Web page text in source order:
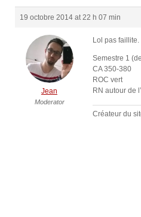
19 octobre 2014 at 22 h 07 min
Jean
Moderator
Lol pas faillite.
Semestre 1
CA 350-380
ROC vert
RN autour de
Créateur du